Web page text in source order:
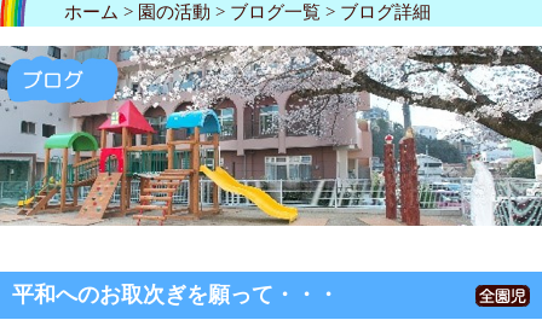
ホーム > 園の活動 > ブログ一覧 > ブログ詳細
平和へのお取次ぎを願って・・・